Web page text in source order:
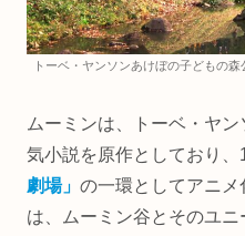
トーベ・ヤンソンあけぼの子どもの森
ムーミンは、トーベ・ヤ
気小説を原作としており、
劇場」 の一環としてアニメ
は、ムーミン谷とそのユ